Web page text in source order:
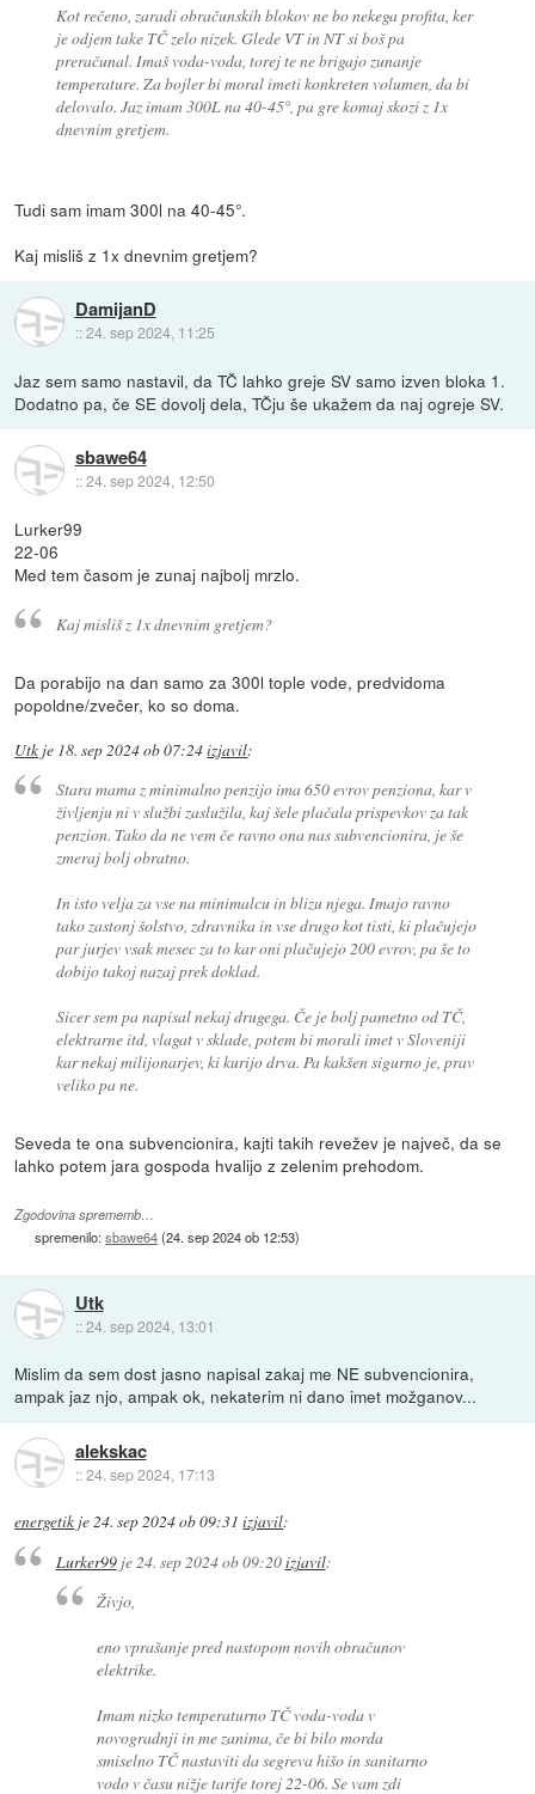
Kot rečeno, zaradi obračunskih blokov ne bo nekega profita, ker
je odjem take TČ zelo nizek. Glede VT in NT si boš pa
preračunal. Imaš voda-voda, torej te ne brigajo zunanje
temperature. Za bojler bi moral imeti konkreten volumen, da bi
delovalo. Jaz imam 300L na 40-45°, pa gre komaj skozi z 1x
dnevnim gretjem.
Tudi sam imam 300l na 40-45°.
Kaj misliš z 1x dnevnim gretjem?
DamijanD
::24. sep 2024, 11:25
Jaz sem samo nastavil, da TČ lahko greje SV samo izven bloka 1.
Dodatno pa, če SE dovolj dela, TČju še ukažem da naj ogreje SV.
sbawe64
::24. sep 2024, 12:50
Lurker99
22-06
Med tem časom je zunaj najbolj mrzlo.
Kaj misliš z 1x dnevnim gretjem?
Da porabijo na dan samo za 300l tople vode, predvidoma
popoldne/zvečer, ko so doma.
Utk je 18. sep 2024 ob 07:24izjavil:
Stara mama z minimalno penzijo ima 650 evrov penziona, kar v
življenju ni v službi zaslužila, kaj šele plačala prispevkov za tak
penzion. Tako da ne vem če ravno ona nas subvencionira, je še
zmeraj bolj obratno.
In isto velja za vse na minimalcu in blizu njega. Imajo ravno
tako zastonj šolstvo, zdravnika in vse drugo kot tisti, ki plačujejo
par jurjev vsak mesec za to kar oni plačujejo 200 evrov, pa še to
dobijo takoj nazaj prek doklad.
Sicer sem pa napisal nekaj drugega. Če je bolj pametno od TČ,
elektrarne itd, vlagat v sklade, potem bi morali imet v Sloveniji
kar nekaj milijonarjev, ki kurijo drva. Pa kakšen sigurno je, prav
veliko pa ne.
Seveda te ona subvencionira, kajti takih revežev je največ, da se
lahko potem jara gospoda hvalijo z zelenim prehodom.
Zgodovina sprememb…
spremenilo:sbawe64(24. sep 2024 ob 12:53)
Utk
::24. sep 2024, 13:01
Mislim da sem dost jasno napisal zakaj me NE subvencionira,
ampak jaz njo, ampak ok, nekaterim ni dano imet možganov...
alekskac
::24. sep 2024, 17:13
energetik je24. sep 2024 ob 09:31 izjavil:
Lurker99je24. sep 2024 ob 09:20izjavil:
Živjo,
eno vprašanje pred nastopom novih obračunov
elektrike.
Imam nizko temperaturno TČ voda-voda v
novogradnji in me zanima, če bi bilo morda
smiselno TČ nastaviti da segreva hišo in sanitarno
vodo v času nižje tarife torej 22-06. Se vam zdi